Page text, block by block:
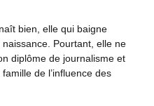
bien, elle qui baigne
Pourtant, elle ne
diplôme de journalisme et
de l’influence des